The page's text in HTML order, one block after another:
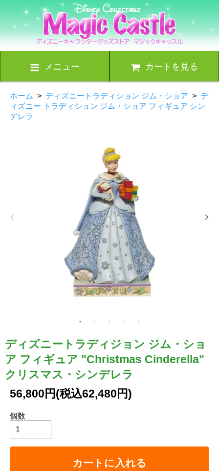
メニュー カートを見る
ホーム > ディズニートラディション ジム・ショア > デ
ィズニー トラディション ジム・ショア フィギュア シン
デレラ
ディズニートラディジョン ジム・ショ
ア フィギュア "Christmas Cinderella"
クリスマス・シンデレラ
56,800円(税込62,480円)
個数
カートに入れる